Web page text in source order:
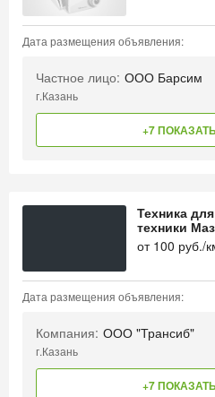
Дата размещения объявления:
Частное лицо: ООО Барсим
г.Казань
+7
Техника
техники Маз
от 100 руб./
Дата размещения объявления:
Компания: ООО "Трансиб"
г.Казань
+7